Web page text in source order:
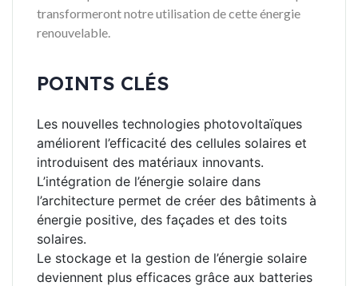
transformeront notre utilisation de cette énergie
renouvelable.
POINTS CLÉS
Les nouvelles technologies photovoltaïques
améliorent l’efficacité des cellules solaires et
introduisent des matériaux innovants.
L’intégration de l’énergie solaire dans
l’architecture permet de créer des bâtiments à
énergie positive, des façades et des toits
solaires.
Le stockage et la gestion de l’énergie solaire
deviennent plus efficaces grâce aux batteries